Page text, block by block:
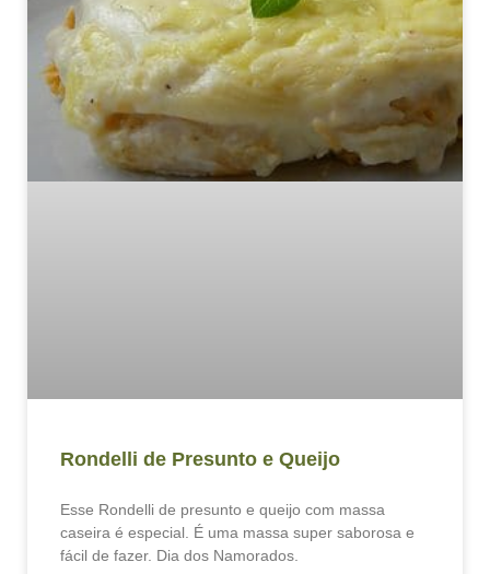
Rondelli de Presunto e Queijo
Esse Rondelli de presunto e queijo com massa
caseira é especial. É uma massa super saborosa e
fácil de fazer. Dia dos Namorados.